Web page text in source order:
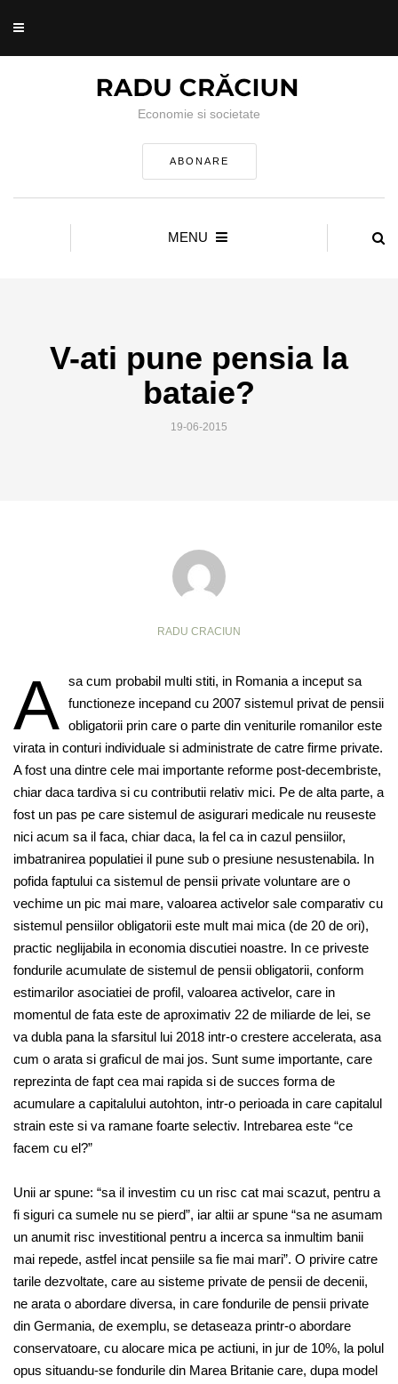
Economie si societate
ABONARE
MENU
V-ati pune pensia la
bataie?
19-06-2015
RADU CRACIUN
A sa cum probabil multi stiti, in Romania a inceput sa
functioneze incepand cu 2007 sistemul privat de pensii
obligatorii prin care o parte din veniturile romanilor este
virata in conturi individuale si administrate de catre firme private.
A fost una dintre cele mai importante reforme post-decembriste,
chiar daca tardiva si cu contributii relativ mici. Pe de alta parte, a
fost un pas pe care sistemul de asigurari medicale nu reuseste
nici acum sa il faca, chiar daca, la fel ca in cazul pensiilor,
imbatranirea populatiei il pune sub o presiune nesustenabila. In
pofida faptului ca sistemul de pensii private voluntare are o
vechime un pic mai mare, valoarea activelor sale comparativ cu
sistemul pensiilor obligatorii este mult mai mica (de 20 de ori),
practic neglijabila in economia discutiei noastre. In ce priveste
fondurile acumulate de sistemul de pensii obligatorii, conform
estimarilor asociatiei de profil, valoarea activelor, care in
momentul de fata este de aproximativ 22 de miliarde de lei, se
va dubla pana la sfarsitul lui 2018 intr-o crestere accelerata, asa
cum o arata si graficul de mai jos. Sunt sume importante, care
reprezinta de fapt cea mai rapida si de succes forma de
acumulare a capitalului autohton, intr-o perioada in care capitalul
strain este si va ramane foarte selectiv. Intrebarea este “ce
facem cu el?”
Unii ar spune: “sa il investim cu un risc cat mai scazut, pentru a
fi siguri ca sumele nu se pierd”, iar altii ar spune “sa ne asumam
un anumit risc investitional pentru a incerca sa inmultim banii
mai repede, astfel incat pensiile sa fie mai mari”. O privire catre
tarile dezvoltate, care au sisteme private de pensii de decenii,
ne arata o abordare diversa, in care fondurile de pensii private
din Germania, de exemplu, se detaseaza printr-o abordare
conservatoare, cu alocare mica pe actiuni, in jur de 10%, la polul
opus situandu-se fondurile din Marea Britanie care, dupa model